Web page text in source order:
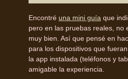
Encontré una mini guía que
pero en las pruebas reales, no
muy bien. Así que pensé en
para los dispositivos que
la app instalada (teléfonos y
amigable la experiencia.